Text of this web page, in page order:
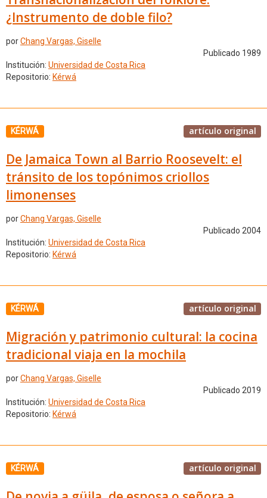
¿Instrumento de doble filo?
porChang Vargas, Giselle
Publicado 1989
Institución: Universidad de Costa Rica
Repositorio: Kérwá
KÉRWÁ artículo original
De Jamaica Town al Barrio Roosevelt: el
tránsito de los topónimos criollos
limonenses
porChang Vargas, Giselle
Publicado 2004
Institución: Universidad de Costa Rica
Repositorio: Kérwá
KÉRWÁ artículo original
Migración y patrimonio cultural: la cocina
tradicional viaja en la mochila
porChang Vargas, Giselle
Publicado 2019
Institución: Universidad de Costa Rica
Repositorio: Kérwá
KÉRWÁ artículo original